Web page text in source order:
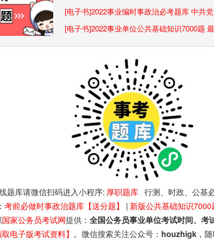
[电子书]2022事业编时事政治必考题库 中共
[电子书]2022事业单位公共基础知识7000题
题库请微信扫码进入小程序: 厚职题库行测、时政、公基
考前必做时事政治题库【送分题】 | 新版公共基础知识7000
国家公务员考试网提供： 全国公务员事业单位考试时间、考
取电子版考试资料】 。微信搜索关注公众号： houzhigk ，